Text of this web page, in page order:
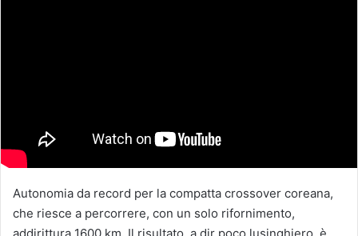
Autonomia da record per la compatta crossover coreana,
che riesce a percorrere, con un solo rifornimento,